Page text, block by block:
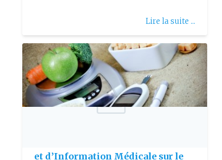
Lire la suite ...
et d’Information Médicale sur le